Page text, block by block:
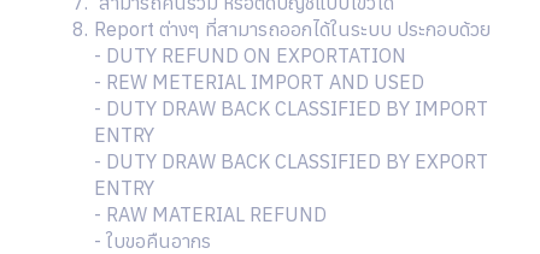
Report ต่างๆ ที่สามารถออกได้ในระบบ ประกอบด้วย
- DUTY REFUND ON EXPORTATION
- REW METERIAL IMPORT AND USED
- DUTY DRAW BACK CLASSIFIED BY IMPORT
ENTRY
- DUTY DRAW BACK CLASSIFIED BY EXPORT
ENTRY
- RAW MATERIAL REFUND
- ใบขอคืนอากร